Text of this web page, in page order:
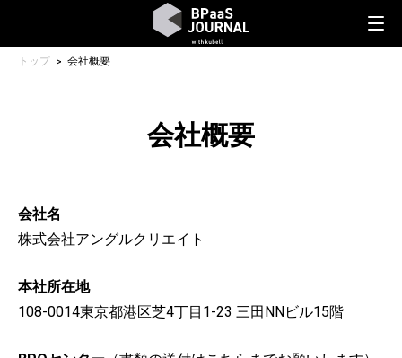
トップ 会社概要
会社概要
会社名
株式会社アングルクリエイト
本社所在地
108-0014東京都港区芝4丁目1-23 三田NNビル15階